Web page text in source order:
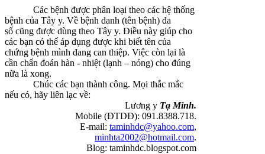
Các bệnh được phân loại theo các hệ thống
bệnh của Tây y. Về bệnh danh (tên bệnh) đa
số cũng được dùng theo Tây y. Điều này giúp cho
các bạn có thể áp dụng được khi biết tên của
chứng bệnh mình đang can thiệp. Việc còn lại là
cần chẩn đoán hàn - nhiệt (lạnh – nóng) cho đúng
nữa là xong.
Chúc các bạn thành công. Mọi thắc mắc
nếu có, hãy liên lạc về:
Lương y Tạ Minh.
Mobile (ĐTDĐ): 091.8388.718.
E-mail: taminhdc@yahoo.com,
minhta2002@hotmail.com.
Blog: taminhdc.blogspot.com